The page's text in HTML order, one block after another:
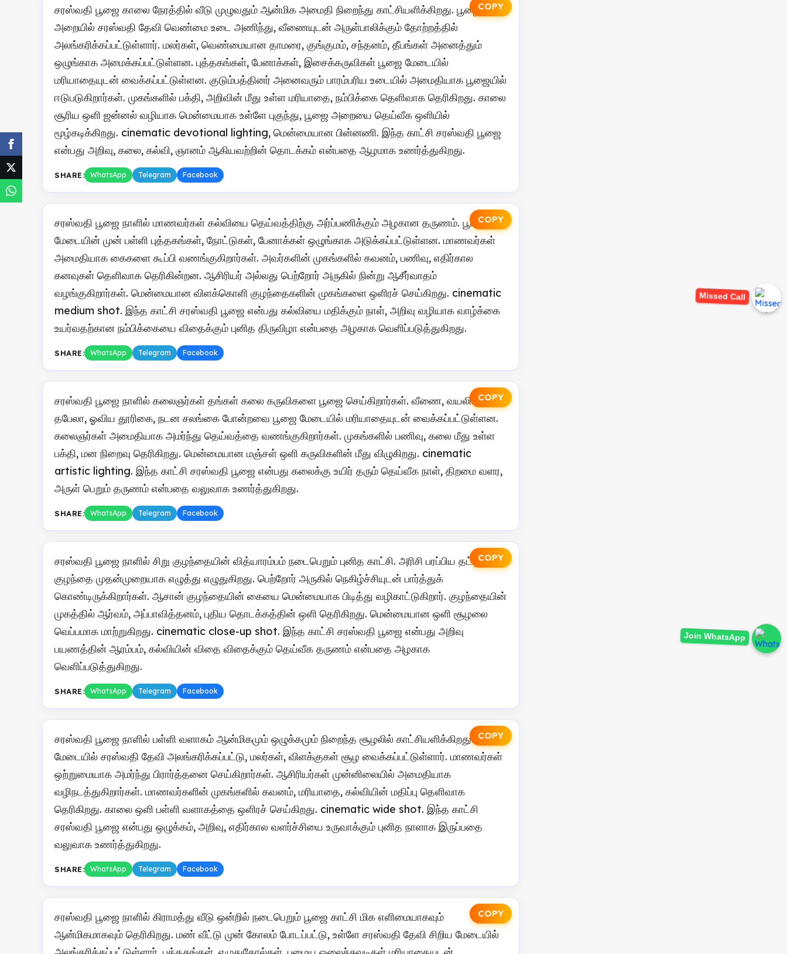
Missed Call
Join WhatsApp
COPY
சரஸ்வதி பூஜை காலை நேரத்தில் வீடு முழுவதும் ஆன்மிக அமைதி நிறைந்து காட்சியளிக்கிறது. பூஜை
அறையில் சரஸ்வதி தேவி வெண்மை உடை அணிந்து, வீணையுடன் அருள்பாலிக்கும் தோற்றத்தில்
அலங்கரிக்கப்பட்டுள்ளார். மலர்கள், வெண்மையான தாமரை, குங்குமம், சந்தனம், தீபங்கள் அனைத்தும்
ஒழுங்காக அமைக்கப்பட்டுள்ளன. புத்தகங்கள், பேனாக்கள், இசைக்கருவிகள் பூஜை மேடையில்
மரியாதையுடன் வைக்கப்பட்டுள்ளன. குடும்பத்தினர் அனைவரும் பாரம்பரிய உடையில் அமைதியாக பூஜையில்
ஈடுபடுகிறார்கள். முகங்களில் பக்தி, அறிவின் மீது உள்ள மரியாதை, நம்பிக்கை தெளிவாக தெரிகிறது. காலை
சூரிய ஒளி ஜன்னல் வழியாக மென்மையாக உள்ளே புகுந்து, பூஜை அறையை தெய்வீக ஒளியில்
மூழ்கடிக்கிறது. cinematic devotional lighting, மென்மையான பின்னணி. இந்த காட்சி சரஸ்வதி பூஜை
என்பது அறிவு, கலை, கல்வி, ஞானம் ஆகியவற்றின் தொடக்கம் என்பதை ஆழமாக உணர்த்துகிறது.
SHARE: WhatsApp Telegram Facebook
COPY
சரஸ்வதி பூஜை நாளில் மாணவர்கள் கல்வியை தெய்வத்திற்கு அர்ப்பணிக்கும் அழகான தருணம். பூஜை
மேடையின் முன் பள்ளி புத்தகங்கள், நோட்டுகள், பேனாக்கள் ஒழுங்காக அடுக்கப்பட்டுள்ளன. மாணவர்கள்
அமைதியாக கைகளை கூப்பி வணங்குகிறார்கள். அவர்களின் முகங்களில் கவனம், பணிவு, எதிர்கால
கனவுகள் தெளிவாக தெரிகின்றன. ஆசிரியர் அல்லது பெற்றோர் அருகில் நின்று ஆசீர்வாதம்
வழங்குகிறார்கள். மென்மையான விளக்கொளி குழந்தைகளின் முகங்களை ஒளிரச் செய்கிறது. cinematic
medium shot. இந்த காட்சி சரஸ்வதி பூஜை என்பது கல்வியை மதிக்கும் நாள், அறிவு வழியாக வாழ்க்கை
உயர்வதற்கான நம்பிக்கையை விதைக்கும் புனித திருவிழா என்பதை அழகாக வெளிப்படுத்துகிறது.
SHARE: WhatsApp Telegram Facebook
COPY
சரஸ்வதி பூஜை நாளில் கலைஞர்கள் தங்கள் கலை கருவிகளை பூஜை செய்கிறார்கள். வீணை, வயலின்,
தபேலா, ஓவிய தூரிகை, நடன சலங்கை போன்றவை பூஜை மேடையில் மரியாதையுடன் வைக்கப்பட்டுள்ளன.
கலைஞர்கள் அமைதியாக அமர்ந்து தெய்வத்தை வணங்குகிறார்கள். முகங்களில் பணிவு, கலை மீது உள்ள
பக்தி, மன நிறைவு தெரிகிறது. மென்மையான மஞ்சள் ஒளி கருவிகளின் மீது விழுகிறது. cinematic
artistic lighting. இந்த காட்சி சரஸ்வதி பூஜை என்பது கலைக்கு உயிர் தரும் தெய்வீக நாள், திறமை வளர,
அருள் பெறும் தருணம் என்பதை வலுவாக உணர்த்துகிறது.
SHARE: WhatsApp Telegram Facebook
COPY
சரஸ்வதி பூஜை நாளில் சிறு குழந்தையின் வித்யாரம்பம் நடைபெறும் புனித காட்சி. அரிசி பரப்பிய தட்டில்
குழந்தை முதன்முறையாக எழுத்து எழுதுகிறது. பெற்றோர் அருகில் நெகிழ்ச்சியுடன் பார்த்துக்
கொண்டிருக்கிறார்கள். ஆசான் குழந்தையின் கையை மென்மையாக பிடித்து வழிகாட்டுகிறார். குழந்தையின்
முகத்தில் ஆர்வம், அப்பாவித்தனம், புதிய தொடக்கத்தின் ஒளி தெரிகிறது. மென்மையான ஒளி சூழலை
வெப்பமாக மாற்றுகிறது. cinematic close-up shot. இந்த காட்சி சரஸ்வதி பூஜை என்பது அறிவு
பயணத்தின் ஆரம்பம், கல்வியின் விதை விதைக்கும் தெய்வீக தருணம் என்பதை அழகாக
வெளிப்படுத்துகிறது.
SHARE: WhatsApp Telegram Facebook
COPY
சரஸ்வதி பூஜை நாளில் பள்ளி வளாகம் ஆன்மிகமும் ஒழுக்கமும் நிறைந்த சூழலில் காட்சியளிக்கிறது.
மேடையில் சரஸ்வதி தேவி அலங்கரிக்கப்பட்டு, மலர்கள், விளக்குகள் சூழ வைக்கப்பட்டுள்ளார். மாணவர்கள்
ஒற்றுமையாக அமர்ந்து பிரார்த்தனை செய்கிறார்கள். ஆசிரியர்கள் முன்னிலையில் அமைதியாக
வழிநடத்துகிறார்கள். மாணவர்களின் முகங்களில் கவனம், மரியாதை, கல்வியின் மதிப்பு தெளிவாக
தெரிகிறது. காலை ஒளி பள்ளி வளாகத்தை ஒளிரச் செய்கிறது. cinematic wide shot. இந்த காட்சி
சரஸ்வதி பூஜை என்பது ஒழுக்கம், அறிவு, எதிர்கால வளர்ச்சியை உருவாக்கும் புனித நாளாக இருப்பதை
வலுவாக உணர்த்துகிறது.
SHARE: WhatsApp Telegram Facebook
COPY
சரஸ்வதி பூஜை நாளில் கிராமத்து வீடு ஒன்றில் நடைபெறும் பூஜை காட்சி மிக எளிமையாகவும்
ஆன்மிகமாகவும் தெரிகிறது. மண் வீட்டு முன் கோலம் போடப்பட்டு, உள்ளே சரஸ்வதி தேவி சிறிய மேடையில்